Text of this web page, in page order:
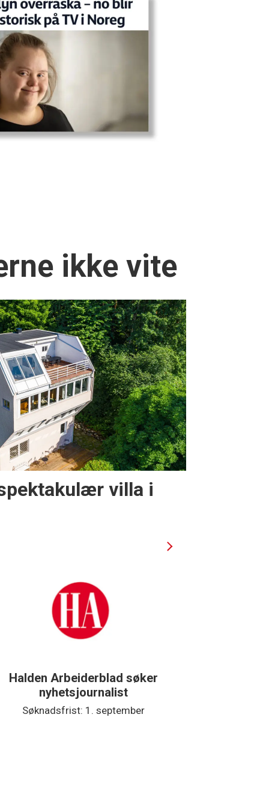
ikke vite
villa i
Halden Arbeiderblad søker
nyhetsjournalist
Søknadsfrist: 1. september